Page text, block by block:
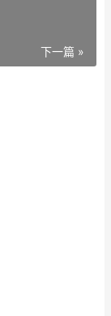
下一篇 »